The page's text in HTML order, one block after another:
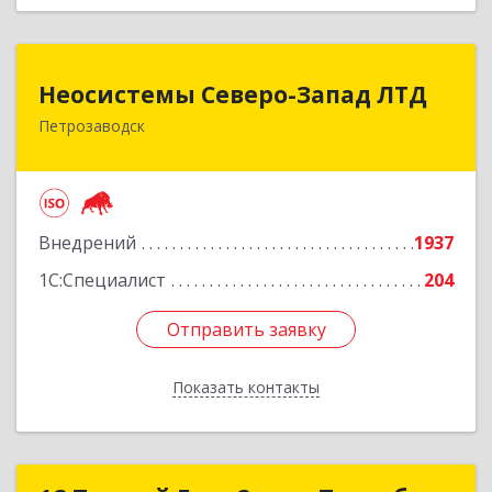
Неосистемы Северо-Запад ЛТД
Петрозаводск
Внедрений
1937
1С:Специалист
204
Отправить заявку
Показать контакты
185001, Карелия Респ, Петрозаводск г,
Подробнее
Отправить заявку
Назад